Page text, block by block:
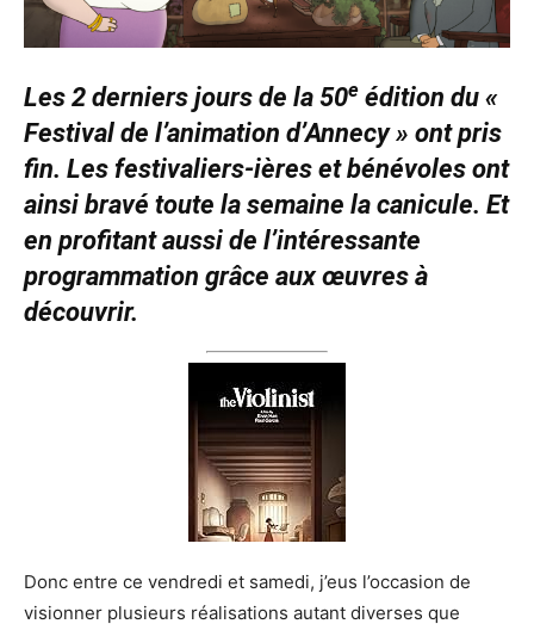
Les 2 derniers jours de la 50e édition du «
Festival de l’animation d’Annecy » ont pris
fin. Les festivaliers-ières et bénévoles ont
ainsi bravé toute la semaine la canicule. Et
en profitant aussi de l’intéressante
programmation grâce aux œuvres à
découvrir.
Donc entre ce vendredi et samedi, j’eus l’occasion de
visionner plusieurs réalisations autant diverses que